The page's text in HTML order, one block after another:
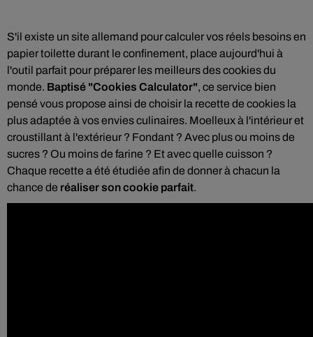
S'il existe un site allemand pour calculer vos réels besoins en
papier toilette durant le confinement, place aujourd'hui à
l'outil parfait pour préparer les meilleurs des cookies du
monde. Baptisé "Cookies Calculator", ce service bien
pensé vous propose ainsi de choisir la recette de cookies la
plus adaptée à vos envies culinaires. Moelleux à l'intérieur et
croustillant à l'extérieur ? Fondant ? Avec plus ou moins de
sucres ? Ou moins de farine ? Et avec quelle cuisson ?
Chaque recette a été étudiée afin de donner à chacun la
chance de réaliser son cookie parfait.